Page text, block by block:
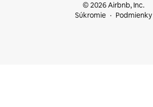
© 2026 Airbnb, Inc.
Súkromie
Podmienky